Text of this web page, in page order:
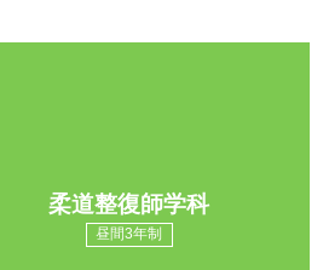
柔道整復師学科
昼間3年制